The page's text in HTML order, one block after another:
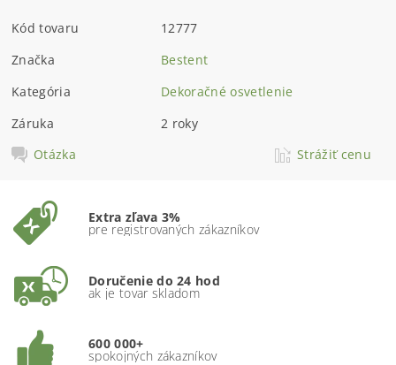
Kód tovaru
12777
Značka
Bestent
Kategória
Dekoračné osvetlenie
Záruka
2 roky
Otázka
Strážiť cenu
Extra zľava 3%
pre registrovaných zákazníkov
Doručenie do 24 hod
ak je tovar skladom
600 000+
spokojných zákazníkov